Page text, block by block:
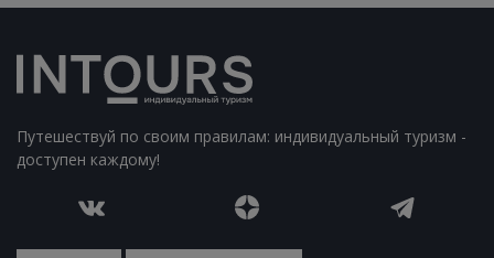
Путешествуй по своим правилам: индивидуальный туризм -
доступен каждому!